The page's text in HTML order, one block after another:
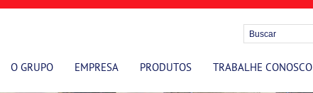
O GRUPO EMPRESA PRODUTOS TRABALHE CONOSCO